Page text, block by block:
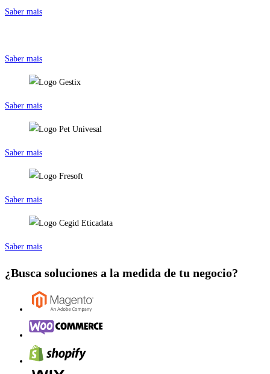
Saber mais
Saber mais
Saber mais
Saber mais
Saber mais
Saber mais
¿Busca soluciones a la medida de tu negocio?